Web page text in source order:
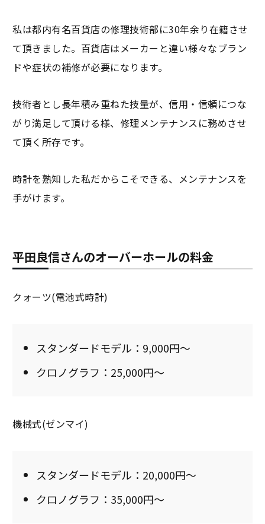
私は都内有名百貨店の修理技術部に30年余り在籍させ
て頂きました。百貨店はメーカーと違い様々なブラン
ドや症状の補修が必要になります。
技術者とし長年積み重ねた技量が、信用・信頼につな
がり満足して頂ける様、修理メンテナンスに務めさせ
て頂く所存です。
時計を熟知した私だからこそできる、メンテナンスを
手がけます。
平田良信さんのオーバーホールの料金
クォーツ(電池式時計)
スタンダードモデル：9,000円～
クロノグラフ：25,000円～
機械式(ゼンマイ)
スタンダードモデル：20,000円～
クロノグラフ：35,000円～